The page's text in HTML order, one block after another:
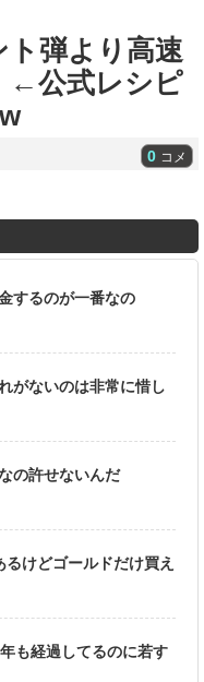
ト弾より高速
←公式レシピ
0 コメ
するのが一番なの
がないのは非常に惜し
の許せないんだ
るけどゴールドだけ買え
も経過してるのに若す